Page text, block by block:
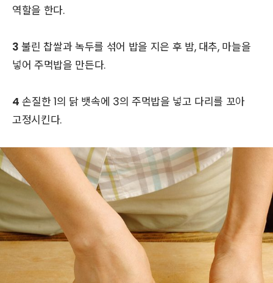
역할을 한다.
3 불린 찹쌀과 녹두를 섞어 밥을 지은 후 밤, 대추, 마늘을
넣어 주먹밥을 만든다.
4 손질한 1의 닭 뱃속에 3의 주먹밥을 넣고 다리를 꼬아
고정시킨다.